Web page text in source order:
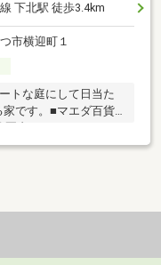
下北駅 徒歩3.4km
市横迎町１
トな庭にして日当た
家です。■マエダ百貨